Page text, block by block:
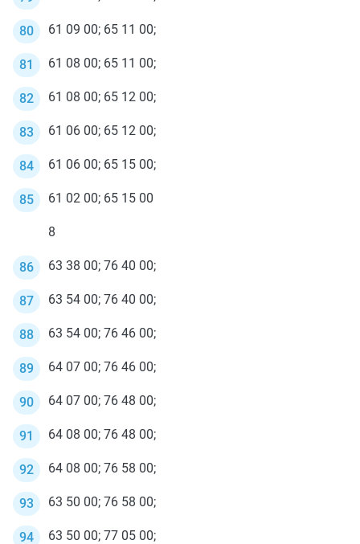
61 09 00; 65 11 00;
61 08 00; 65 11 00;
61 08 00; 65 12 00;
61 06 00; 65 12 00;
61 06 00; 65 15 00;
61 02 00; 65 15 00
8
63 38 00; 76 40 00;
63 54 00; 76 40 00;
63 54 00; 76 46 00;
64 07 00; 76 46 00;
64 07 00; 76 48 00;
64 08 00; 76 48 00;
64 08 00; 76 58 00;
63 50 00; 76 58 00;
63 50 00; 77 05 00;